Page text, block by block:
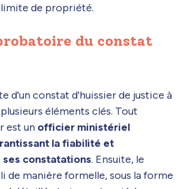
de propriété.
du constat
d'un constat d'huissier de justice à
éléments clés. Tout
est un officier ministériel
la fiabilité et
constatations. Ensuite, le
de manière formelle, sous la forme